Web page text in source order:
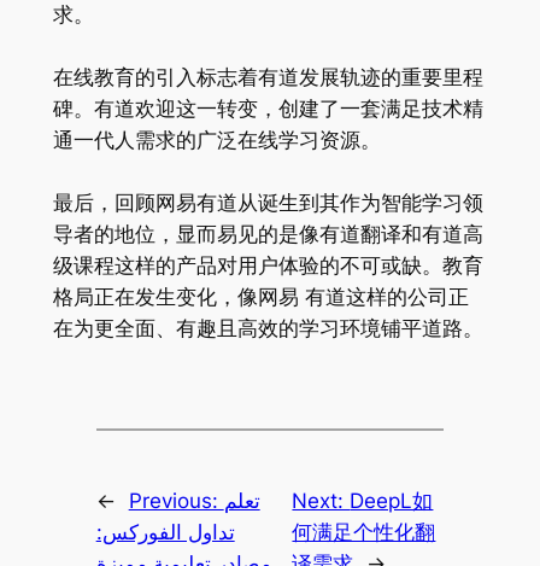
求。
在线教育的引入标志着有道发展轨迹的重要里程
碑。有道欢迎这一转变，创建了一套满足技术精
通一代人需求的广泛在线学习资源。
最后，回顾网易有道从诞生到其作为智能学习领
导者的地位，显而易见的是像有道翻译和有道高
级课程这样的产品对用户体验的不可或缺。教育
格局正在发生变化，像网易 有道这样的公司正
在为更全面、有趣且高效的学习环境铺平道路。
← Previous: تعلم
تداول الفوركس:
Next: DeepL如
何满足个性化翻